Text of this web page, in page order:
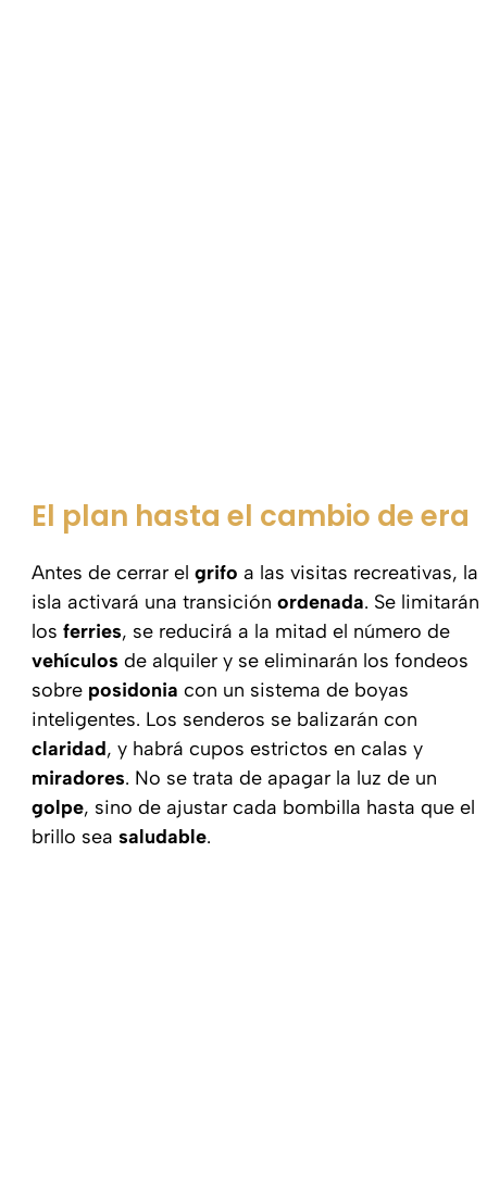
El plan hasta el cambio de era
Antes de cerrar el grifo a las visitas recreativas, la
isla activará una transición ordenada. Se limitarán
los ferries, se reducirá a la mitad el número de
vehículos de alquiler y se eliminarán los fondeos
sobre posidonia con un sistema de boyas
inteligentes. Los senderos se balizarán con
claridad, y habrá cupos estrictos en calas y
miradores. No se trata de apagar la luz de un
golpe, sino de ajustar cada bombilla hasta que el
brillo sea saludable.